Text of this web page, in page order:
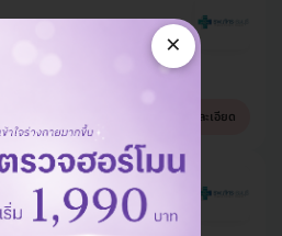
เข็ม สำหรับเด็กอายุ 6
ดูรายละเอียด
ากมดลูก ชนิด 9 สาย
ปีขึ้นไป
×